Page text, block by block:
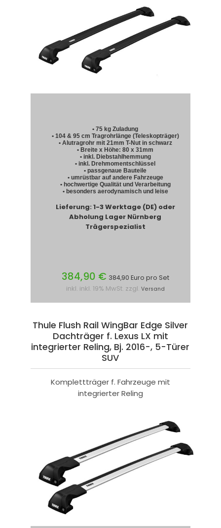
• 75 kg Zuladung
• 104 & 95 cm Tragrohrlänge (Teleskopträger)
• Alutragrohr mit 21mm T-Nut in schwarz
• Breite x Höhe: 80 x 31mm
• inkl. Diebstahlhemmung
• inkl. Drehmomentschlüssel
• passgenaue Bauteile
• umrüstbar auf andere Fahrzeuge
• hochwertige Qualität und Verarbeitung
• besonders aerodynamisch und leise
Lieferung: 1-3 Werktage (DE) oder
Abholung Lager Nürnberg
Trägerspezialist
384,90 € 384,90 Euro pro Set
inkl. inkl. 19% MwSt. zzgl. Versand
Thule Flush Rail WingBar Edge Silver
Dachträger f. Lexus LX mit
integrierter Reling, Bj. 2016-, 5-Türer
SUV
Komplettträger f. Fahrzeuge mit
integrierter Reling